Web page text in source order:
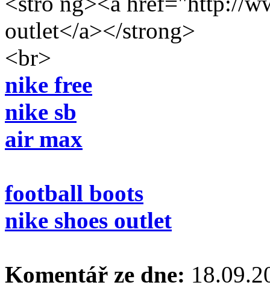
outlet</a></strong>
<br>
nike free
nike sb
air max
football boots
nike shoes outlet
Komentář ze dne: